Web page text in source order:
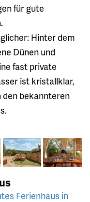
für gute
Hinter dem
Dünen und
fast private
ist kristallklar,
den bekannteren
Ferienhaus in